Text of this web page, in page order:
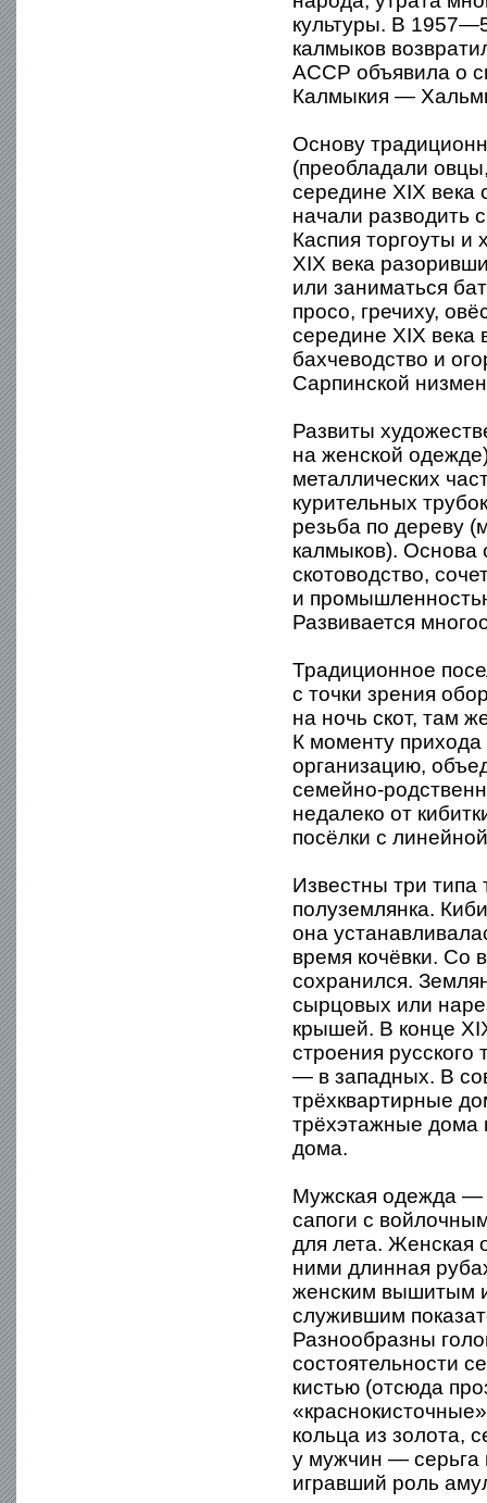
культуры. В
калмыков
АССР объявила о
Калмыкия —
Основу
(преобладали
середине XIX века
начали разводить
Каспия торгоуты
XIX века
или заниматься
просо, гречиху,
середине XIX века
бахчеводство и
Сарпинской
Развиты
на женской
металлических
курительных
резьба по дереву
калмыков). Основа
скотоводство,
и
Развивается
Традиционное
с точки зрения
на ночь скот, там
К моменту
организацию,
семейно-
недалеко от
посёлки с
Известны три типа
полуземлянка.
она
время кочёвки. Со
сохранился.
сырцовых или
крышей. В конце
строения
— в западных. В
трёхквартирные
трёхэтажные дома
дома.
Мужская одежда —
сапоги с
для лета. Женская
ними длинная
женским вышитым
служившим
Разнообразны
состоятельности
кистью (отсюда
кольца из золота,
у мужчин — серьга
игравший роль